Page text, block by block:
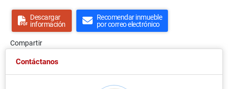
Descargar
información
Recomendar inmueble
por correo electrónico
Compartir
Contáctanos